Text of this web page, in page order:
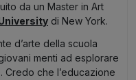
da un Master in Art
di New York.
d’arte della scuola
menti ad esplorare
Credo che l’educazione